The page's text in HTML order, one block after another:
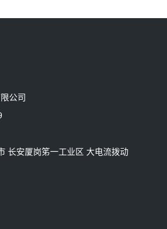
公司
长安厦岗笫一工业区 大电流拨动